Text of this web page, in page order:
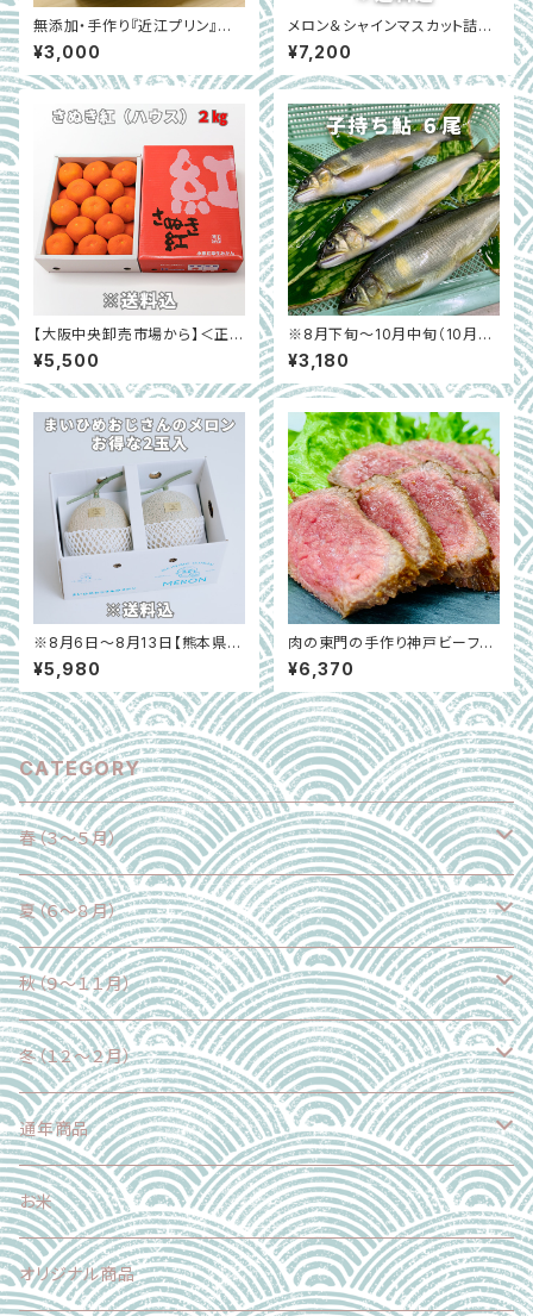
無添加・手作り『近江プリン』大
畑大介商店オリジナルセット 6
個入り｜滋賀県高島市
¥3,000
メロン＆シャインマスカット詰め
合わせ｜ギフトにもおすすめ｜
大阪中央卸売市場 ※7月上旬
～8月上旬
¥7,200
【大阪中央卸売市場から】＜正品
＞さぬき紅（ハウスみかん）約2
㎏
¥5,500
※8月下旬〜10月中旬（10月は
冷凍で発送）【和歌山県白浜】子
持ち鮎 （6尾）
¥3,180
※8月6日～8月13日【熊本県宇
土市】お得！まいひめおじさんの
メロン2玉セット
¥5,980
肉の東門の手作り神戸ビーフバ
ンバーグ・ベーコン・たたき（冷凍
真空パック）｜兵庫県丹波篠山
市
¥6,370
CATEGORY
春（３～５月）
野菜
果物
魚介類
加工食品
夏（６～８月）
野菜
果物
魚介類
加工食品
秋（９～１１月）
野菜
果物
魚介類
加工食品
冬（１２～２月）
野菜
果物
魚介類
通年商品
野菜
果物
お米
オリジナル商品